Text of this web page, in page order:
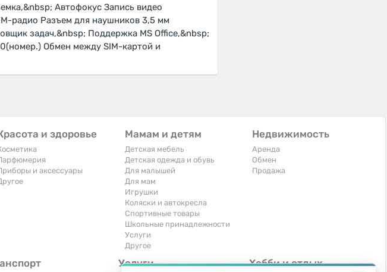
Автофокус Запись видео
радио Разъем для наушников 3,5 мм
задач,&nbsp; Поддержка MS Office,&nbsp;
Обмен между SIM-картой и
и здоровье
и аксессуары
Мамам и детям
Детская мебель
Детская одежда и обувь
Для малышей
Для мам
Игрушки
Коляски и автокресла
Спортивные товары
Школьные принадлежности
Услуги
Другое
Недвижимость
Аренда
Обмен
Продажа
Услуги Хобби и отдых